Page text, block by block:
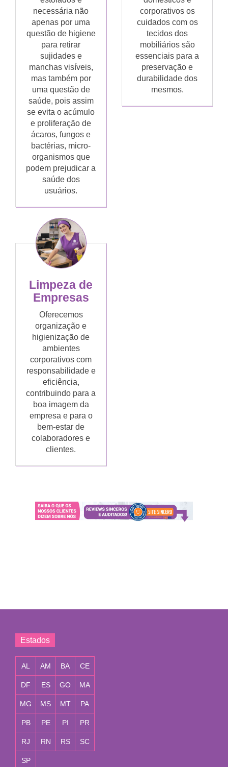
necessária não
apenas por uma
questão de higiene
para retirar
sujidades e
manchas visíveis,
mas também por
uma questão de
saúde, pois assim
se evita o acúmulo
e proliferação de
ácaros, fungos e
bactérias, micro-
organismos que
podem prejudicar a
saúde dos
usuários.
corporativos os
cuidados com os
tecidos dos
mobiliários são
essenciais para a
preservação e
durabilidade dos
mesmos.
Limpeza de
Empresas
Oferecemos
organização e
higienização de
ambientes
corporativos com
responsabilidade e
eficiência,
contribuindo para a
boa imagem da
empresa e para o
bem-estar de
colaboradores e
clientes.
Estados
AL AM BA CE
DF ES GO MA
MG MS MT PA
PB PE PI PR
RJ RN RS SC
SP